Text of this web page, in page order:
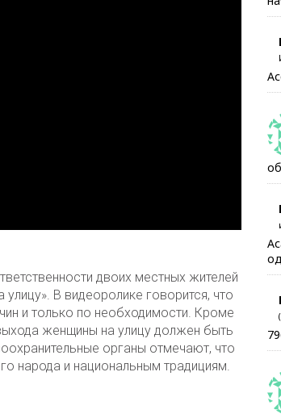
двоих местных жителей
В видеоролике говорится, что
и только по необходимости. Кроме
женщины на улицу должен быть
органы отмечают, что
народа и национальным традициям.